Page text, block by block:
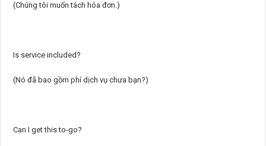
(Chúng tôi muốn tách hóa đơn.)
Is service included?
(Nó đã bao gồm phí dịch vụ chưa bạn?)
Can I get this to-go?